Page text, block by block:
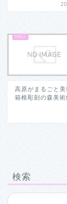
高原がまるごと
箱根彫刻の森美術
検索